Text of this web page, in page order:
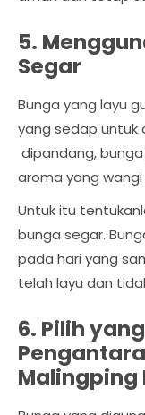
5.
Segar
Bunga yang layu
yang sedap untuk
dipandang,
aroma yang
Untuk itu
bunga segar.
pada hari yang
telah layu dan
6. Pilih
Malingping